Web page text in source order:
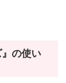
の使い